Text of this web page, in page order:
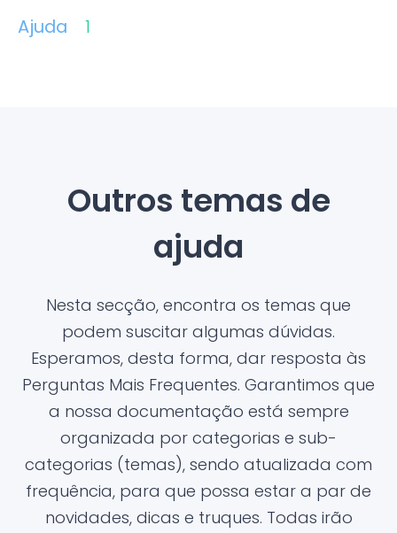
Ajuda
1
Outros temas de
ajuda
Nesta secção, encontra os temas que
podem suscitar algumas dúvidas.
Esperamos, desta forma, dar resposta às
Perguntas Mais Frequentes. Garantimos que
a nossa documentação está sempre
organizada por categorias e sub-
categorias (temas), sendo atualizada com
frequência, para que possa estar a par de
novidades, dicas e truques. Todas irão